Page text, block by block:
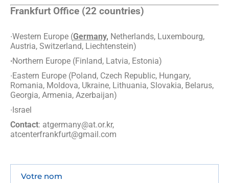
Frankfurt Office (22 countries)
∙Western Europe (Germany, Netherlands, Luxembourg,
Austria, Switzerland, Liechtenstein)
∙Northern Europe (Finland, Latvia, Estonia)
∙Eastern Europe (Poland, Czech Republic, Hungary,
Romania, Moldova, Ukraine, Lithuania, Slovakia, Belarus,
Georgia, Armenia, Azerbaijan)
∙Israel
Contact: atgermany@at.or.kr,
atcenterfrankfurt@gmail.com